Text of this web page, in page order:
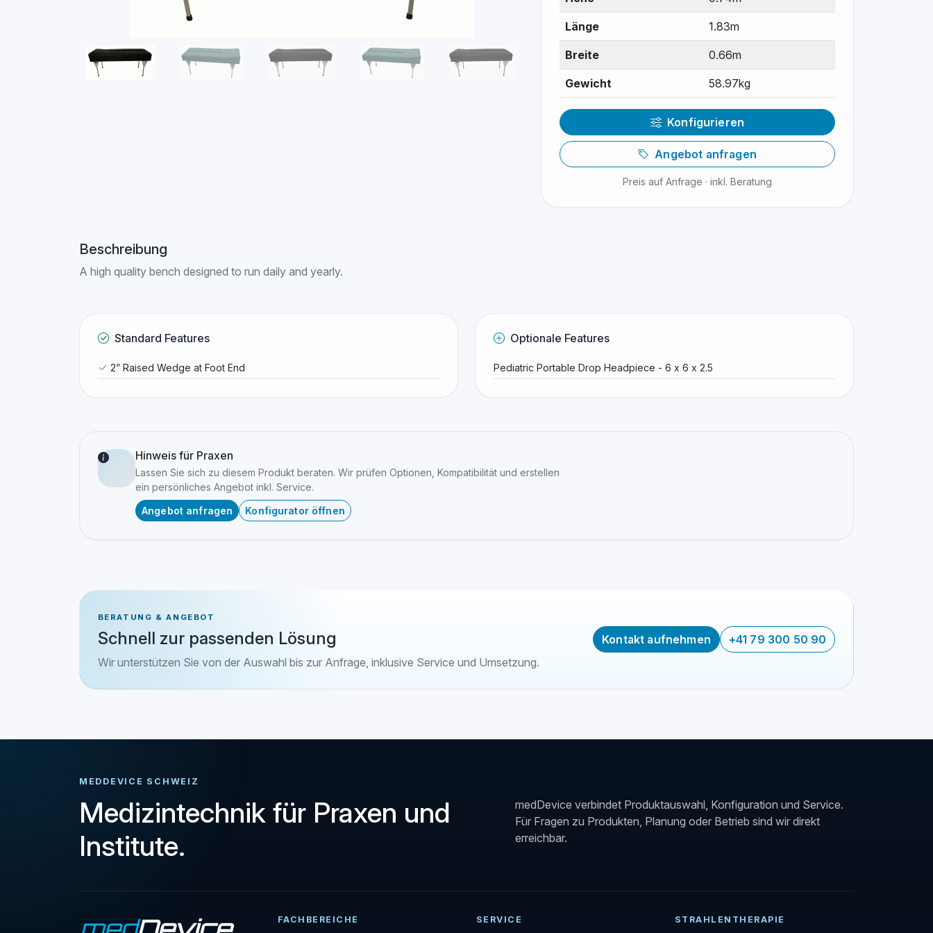
Länge 1.83m
Breite 0.66m
Gewicht 58.97kg
Konfigurieren
Angebot anfragen
Preis auf Anfrage · inkl. Beratung
Beschreibung
A high quality bench designed to run daily and yearly.
Standard Features
2” Raised Wedge at Foot End
Optionale Features
Pediatric Portable Drop Headpiece - 6 x 6 x 2.5
Hinweis für Praxen
Lassen Sie sich zu diesem Produkt beraten. Wir prüfen Optionen, Kompatibilität und erstellen
ein persönliches Angebot inkl. Service.
Angebot anfragen
Konfigurator öffnen
BERATUNG & ANGEBOT
Schnell zur passenden Lösung
Wir unterstützen Sie von der Auswahl bis zur Anfrage, inklusive Service und Umsetzung.
Kontakt aufnehmen +41 79 300 50 90
MEDDEVICE SCHWEIZ
Medizintechnik für Praxen und
Institute.
medDevice verbindet Produktauswahl, Konfiguration und Service.
Für Fragen zu Produkten, Planung oder Betrieb sind wir direkt
erreichbar.
FACHBEREICHE SERVICE STRAHLENTHERAPIE